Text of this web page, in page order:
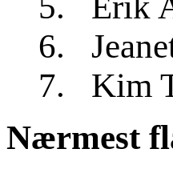
6.
7.
Nærmest